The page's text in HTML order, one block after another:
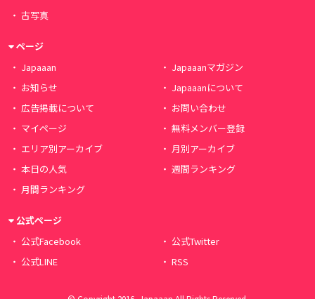
古写真
ページ
Japaaan
Japaaanマガジン
お知らせ
Japaaanについて
広告掲載について
お問い合わせ
マイページ
無料メンバー登録
エリア別アーカイブ
月別アーカイブ
本日の人気
週間ランキング
月間ランキング
公式ページ
公式Facebook
公式Twitter
公式LINE
RSS